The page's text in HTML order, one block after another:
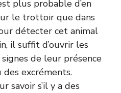
plus probable d’en
le trottoir que dans
détecter cet animal
il suffit d’ouvrir les
de leur présence
excréments.
savoir s’il y a des